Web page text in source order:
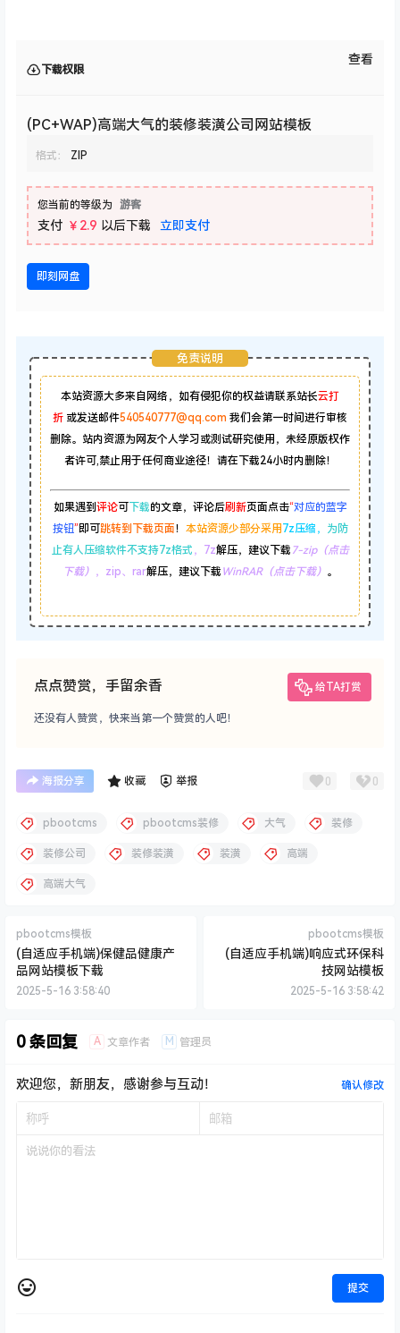
下载权限
查看
(PC+WAP)高端大气的装修装潢公司网站模板
格式： ZIP
您当前的等级为 游客
支付 ￥2.9 以后下载 立即支付
即刻网盘
免责说明
本站资源大多来自网络，如有侵犯你的权益请联系站长云打
折 或发送邮件540540777@qq.com 我们会第一时间进行审核
删除。站内资源为网友个人学习或测试研究使用，未经原版权作
者许可,禁止用于任何商业途径！请在下载24小时内删除！
如果遇到评论可 下载的文章，评论后刷新页面点击“对应的蓝字
按钮”即可跳转到下载页面！ 本站资源少部分采用 7z压缩，
为防
止有人压缩软件不支持7z格式 ，7z解压，建议下载 7-zip（点击
下载） ，zip、rar解压，建议下载 WinRAR（点击下载） 。
点点赞赏，手留余香 给TA打赏
还没有人赞赏，快来当第一个赞赏的人吧！
海报分享 收藏 举报 0 0
pbootcms pbootcms装修 大气 装修
装修公司 装修装潢 装潢 高端
高端大气
pbootcms模板
(自适应手机端)保健品健康产
品网站模板下载
2025-5-16 3:58:40
pbootcms模板
(自适应手机端)响应式环保科
技网站模板
2025-5-16 3:58:42
0 条回复 A 文章作者 M 管理员
欢迎您，新朋友，感谢参与互动！ 确认修改
提交